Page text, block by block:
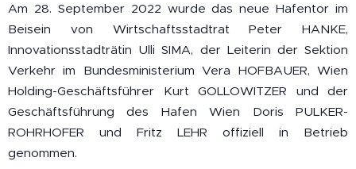
Am 28. September 2022 wurde das neue Hafentor im
Beisein von Wirtschaftsstadtrat Peter HANKE,
Innovationsstadträtin Ulli SIMA, der Leiterin der Sektion
Verkehr im Bundesministerium Vera HOFBAUER, Wien
Holding-Geschäftsführer Kurt GOLLOWITZER und der
Geschäftsführung des Hafen Wien Doris PULKER-
ROHRHOFER und Fritz LEHR offiziell in Betrieb
genommen.